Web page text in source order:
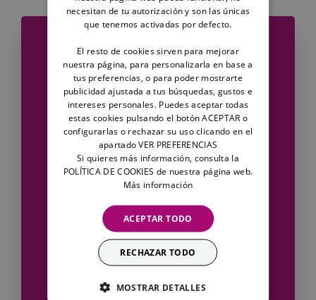
Adelántate al
reglamento y ten
a tu perro
protegido desde
solo 27,93 € al
año.
Adelántate al reglamento
animal y ten a tu perro
necesitan de tu autorización y son las únicas
que tenemos activadas por defecto.
El resto de cookies sirven para mejorar
nuestra página, para personalizarla en base a
tus preferencias, o para poder mostrarte
publicidad ajustada a tus búsquedas, gustos e
intereses personales. Puedes aceptar todas
estas cookies pulsando el botón ACEPTAR o
configurarlas o rechazar su uso clicando en el
apartado VER PREFERENCIAS
Si quieres más información, consulta la
POLÍTICA DE COOKIES de nuestra página web.
Más información
ACEPTAR TODO
RECHAZAR TODO
MOSTRAR DETALLES